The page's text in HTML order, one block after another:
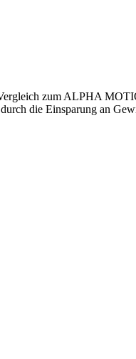
zum ALPHA
die Einsparung an